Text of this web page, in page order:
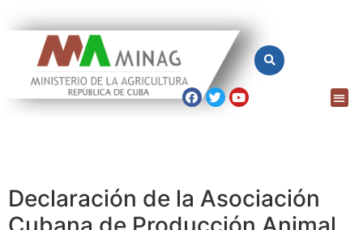
Declaración de la Asociación